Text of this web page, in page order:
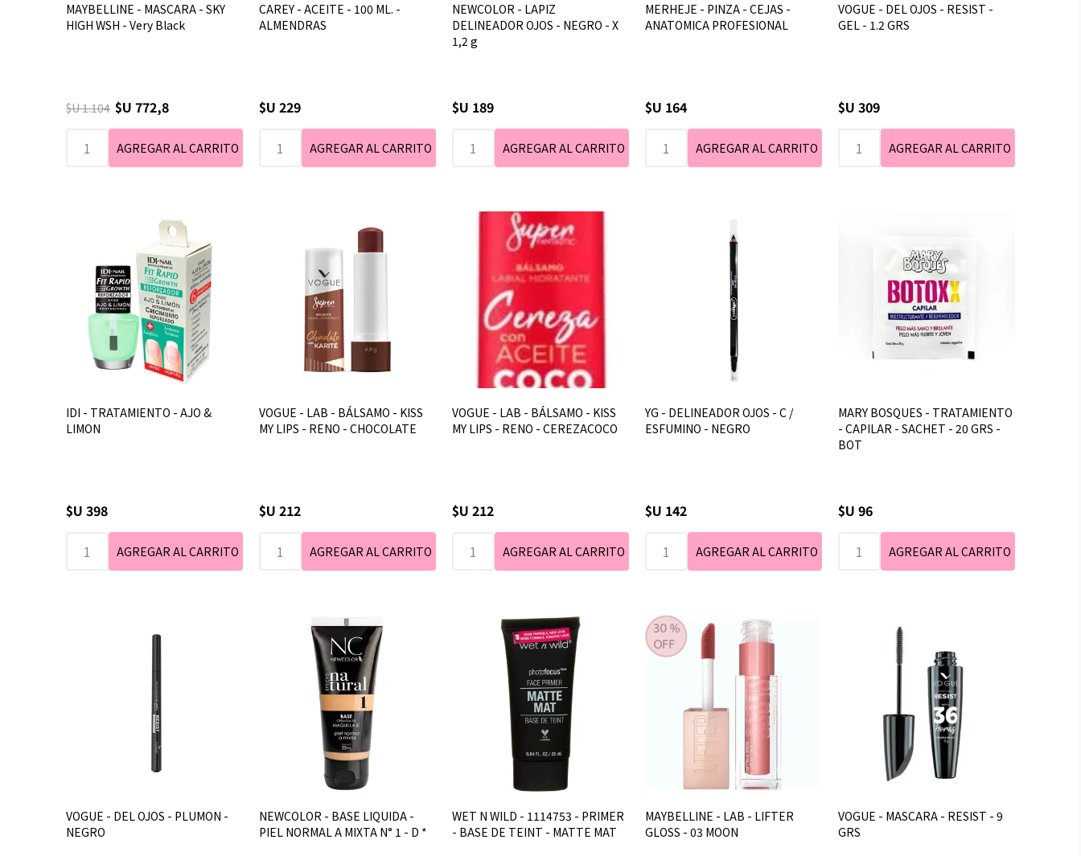
MAYBELLINE - MASCARA - SKY
HIGH WSH - Very Black
$U 1.104 $U 772,8
CAREY - ACEITE - 100 ML. -
ALMENDRAS
$U 229
NEWCOLOR - LAPIZ
DELINEADOR OJOS - NEGRO - X
1,2 g
$U 189
MERHEJE - PINZA - CEJAS -
ANATOMICA PROFESIONAL
$U 164
VOGUE - DEL OJOS - RESIST -
GEL - 1.2 GRS
$U 309
IDI - TRATAMIENTO - AJO &
LIMON
$U 398
VOGUE - LAB - BÁLSAMO - KISS
MY LIPS - RENO - CHOCOLATE
$U 212
VOGUE - LAB - BÁLSAMO - KISS
MY LIPS - RENO - CEREZACOCO
$U 212
YG - DELINEADOR OJOS - C /
ESFUMINO - NEGRO
$U 142
MARY BOSQUES - TRATAMIENTO
- CAPILAR - SACHET - 20 GRS -
BOT
$U 96
VOGUE - DEL OJOS - PLUMON -
NEGRO
NEWCOLOR - BASE LIQUIDA -
PIEL NORMAL A MIXTA N° 1 - D *
WET N WILD - 1114753 - PRIMER
- BASE DE TEINT - MATTE MAT
MAYBELLINE - LAB - LIFTER
GLOSS - 03 MOON
VOGUE - MASCARA - RESIST - 9
GRS